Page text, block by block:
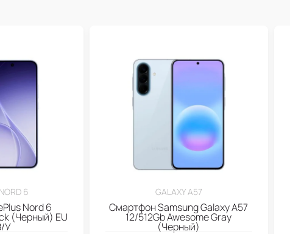
6
Nord 6
(Черный) EU
У
GALAXY A57
Смартфон Samsung Galaxy A57
12/512Gb Awesome Gray
(Черный)